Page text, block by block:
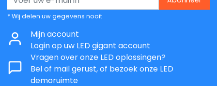
* Wij delen uw gegevens nooit
Mijn account
Login op uw LED gigant account
Vragen over onze LED oplossingen?
Bel of mail gerust, of bezoek onze LED
demoruimte